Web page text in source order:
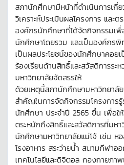
สภานักศึกษามีหน้าที่ดำเนินการเกี่
วิเคราะห์ประเมินผลโครงการ แล
องค์กรนักศึกษาที่ได้จัดกิจกรรมเพื่
นักศึกษาโดยรวม และเป็นองค์กร
เป็นผลประโยชน์ของนักศึกษาคอย
ร้องเรียนด้านสิทธิ์และสวัสดิการระ
มหาวิทยาลัยจัดสรรให้
ด้วยเหตุนี้สภานักศึกษามหาวิทยาลั
สำคัญในการจัดกิจกรรมโครงการ
นักศึกษา ประจำปี 2565 ขึ้น เพื่อใ
ตระหนักถึงสิทธิ์และสวัสดิการที่มหา
นักศึกษามหาวิทยาลัยแม่โจ้ เช่น
โรงอาหาร สระว่ายน้ำ สนามกีฬา
เทคโนโลยีและดิจิตอล กองกายภา